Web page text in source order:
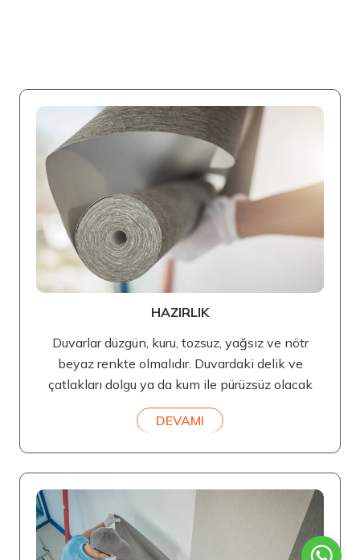
HAZIRLIK
Duvarlar düzgün, kuru, tozsuz, yağsız ve nötr
beyaz renkte olmalıdır. Duvardaki delik ve
çatlakları dolgu ya da kum ile pürüzsüz olacak
DEVAMI